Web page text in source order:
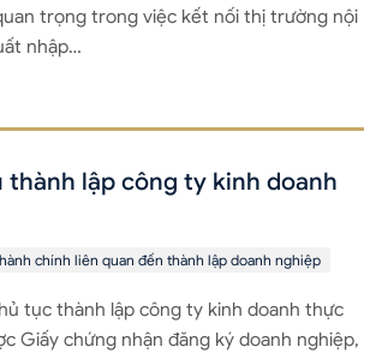
trọng trong việc kết nối thị trường nội
nhập…
thành lập công ty kinh doanh
chính liên quan đến thành lập doanh nghiệp
tục thành lập công ty kinh doanh thực
Giấy chứng nhận đăng ký doanh nghiệp,